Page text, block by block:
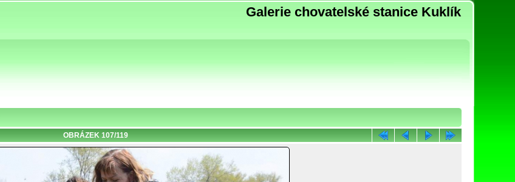
Galerie chovatelské stanice Kuklík
OBRÁZEK 107/119